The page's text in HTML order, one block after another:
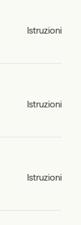
Istruzioni
Istruzioni
Istruzioni